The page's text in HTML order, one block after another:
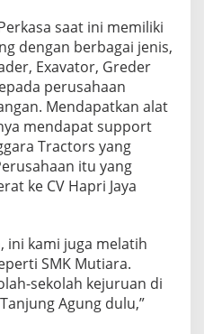
saat ini memiliki
dengan berbagai jenis,
Exavator, Greder
perusahaan
Mendapatkan alat
mendapat support
Tractors yang
itu yang
ke CV Hapri Jaya
ini kami juga melatih
SMK Mutiara.
sekolah kejuruan di
Agung dulu,”